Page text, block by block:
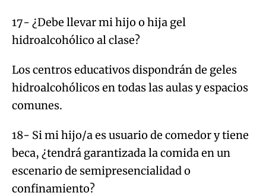
17- ¿Debe llevar mi hijo o hija gel
hidroalcohólico al clase?
Los centros educativos dispondrán de geles
hidroalcohólicos en todas las aulas y espacios
comunes.
18- Si mi hijo/a es usuario de comedor y tiene
beca, ¿tendrá garantizada la comida en un
escenario de semipresencialidad o
confinamiento?